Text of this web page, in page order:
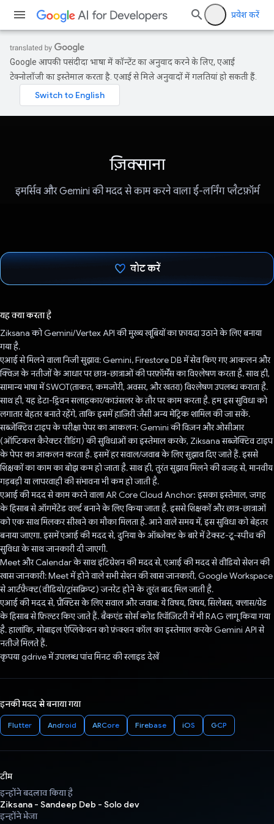
प्रवेश करें
Google आपकी पसंदीदा भाषा में कॉन्टेंट का अनुवाद करने के लिए, एआई
टेक्नोलॉजी का इस्तेमाल करता है. एआई से मिले अनुवादों में गलतियां हो सकती हैं.
ज़िक्साना
इमर्सिव और Gemini की मदद से काम करने वाला ई-लर्निंग प्लैटफ़ॉर्म
वोट करें
यह क्या करता है
Ziksana को Gemini/Vertex API की मुख्य खूबियों का फ़ायदा उठाने के लिए बनाया
गया है.
एआई से मिलने वाला निजी सुझाव: Gemini, Firestore DB में सेव किए गए आकलन और
क्विज़ के नतीजों के आधार पर छात्र-छात्राओं की परफ़ॉर्मेंस का विश्लेषण करता है. साथ ही,
सामान्य भाषा में SWOT(ताकत, कमजोरी, अवसर, और खतरा) विश्लेषण उपलब्ध कराता है.
साथ ही, यह डेटा-ड्रिवन सलाहकार/काउंसलर के तौर पर काम करता है. हम इस सुविधा को
लगातार बेहतर बनाते रहेंगे, ताकि इसमें हाज़िरी जैसी अन्य मेट्रिक शामिल की जा सकें.
सब्जेक्टिव टाइप के परीक्षा पेपर का आकलन: Gemini की विज़न और ओसीआर
(ऑप्टिकल कैरेक्टर रीडिंग) की सुविधाओं का इस्तेमाल करके, Ziksana सब्जेक्टिव टाइप
के पेपर का आकलन करता है. इसमें हर सवाल/जवाब के लिए सुझाव दिए जाते हैं. इससे
शिक्षकों का काम का बोझ कम हो जाता है. साथ ही, तुरंत सुझाव मिलने की वजह से, मानवीय
गड़बड़ी या लापरवाही की संभावना भी कम हो जाती है.
एआई की मदद से काम करने वाला AR Core Cloud Anchor: इसका इस्तेमाल, जगह
के हिसाब से ऑगमेंटेड वर्ल्ड बनाने के लिए किया जाता है. इससे शिक्षकों और छात्र-छात्राओं
को एक साथ मिलकर सीखने का मौका मिलता है. आने वाले समय में, इस सुविधा को बेहतर
बनाया जाएगा. इसमें एआई की मदद से, दुनिया के ऑब्जेक्ट के बारे में टेक्स्ट-टू-स्पीच की
सुविधा के साथ जानकारी दी जाएगी.
Meet और Calendar के साथ इंटिग्रेशन की मदद से, एआई की मदद से वीडियो सेशन की
खास जानकारी: Meet में होने वाले सभी सेशन की खास जानकारी, Google Workspace
से आर्टफ़ैक्ट(वीडियो/ट्रांसक्रिप्ट) जनरेट होने के तुरंत बाद मिल जाती है.
एआई की मदद से, प्रैक्टिस के लिए सवाल और जवाब: ये विषय, विषय, सिलेबस, क्लास/ग्रेड
के हिसाब से फ़िल्टर किए जाते हैं. बैकएंड सोर्स कोड रिपॉज़िटरी में भी RAG लागू किया गया
है. हालांकि, मोबाइल ऐप्लिकेशन को फ़ंक्शन कॉल का इस्तेमाल करके Gemini API से
नतीजे मिलते हैं.
कृपया gdrive में उपलब्ध पांच मिनट की स्लाइड देखें
इनकी मदद से बनाया गया
Flutter Android ARCore Firebase iOS GCP
टीम
इन्होंने बदलाव किया है
Ziksana - Sandeep Deb - Solo dev
इन्होंने भेजा